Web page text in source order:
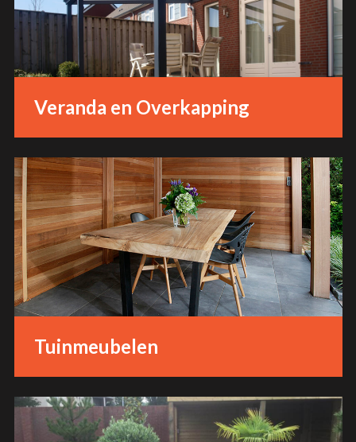
Veranda en Overkapping
Tuinmeubelen